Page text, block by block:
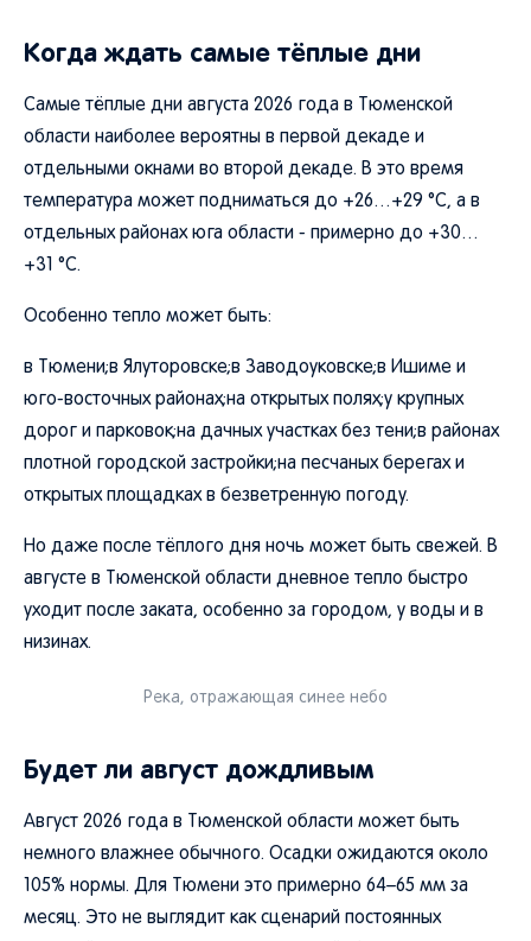
Когда ждать самые тёплые дни
Самые тёплые дни августа 2026 года в Тюменской
области наиболее вероятны в первой декаде и
отдельными окнами во второй декаде. В это время
температура может подниматься до +26…+29 °C, а в
отдельных районах юга области - примерно до +30…
+31 °C.
Особенно тепло может быть:
в Тюмени;в Ялуторовске;в Заводоуковске;в Ишиме и
юго-восточных районах;на открытых полях;у крупных
дорог и парковок;на дачных участках без тени;в районах
плотной городской застройки;на песчаных берегах и
открытых площадках в безветренную погоду.
Но даже после тёплого дня ночь может быть свежей. В
августе в Тюменской области дневное тепло быстро
уходит после заката, особенно за городом, у воды и в
низинах.
Река, отражающая синее небо
Будет ли август дождливым
Август 2026 года в Тюменской области может быть
немного влажнее обычного. Осадки ожидаются около
105% нормы. Для Тюмени это примерно 64–65 мм за
месяц. Это не выглядит как сценарий постоянных